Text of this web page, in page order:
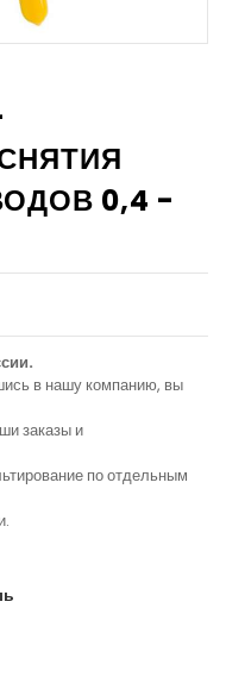
0,4 -
в нашу компанию, вы
заказы и
по отдельным